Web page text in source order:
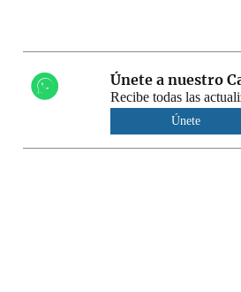
Únete a nuestro
Recibe todas las
Únete